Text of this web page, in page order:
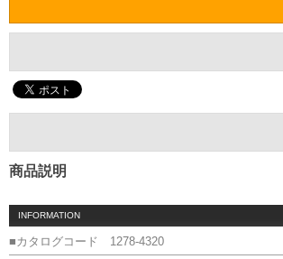
商品説明
INFORMATION
■カタログコード 1278-4320